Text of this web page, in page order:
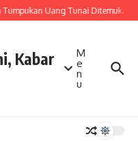
Uang Tunai Ditemukan
Kabar
M
e
n
u